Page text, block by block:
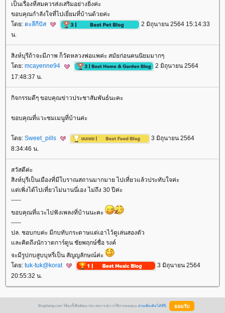
เป็นเรื่องที่สมควรส่งเสริมอย่างยิ่งค่ะ
ขอบคุณกำลังใจที่ไปเยี่ยมที่บ้านด้วยค่ะ
ดย: ตะลีกีปัส
2 มิถุนายน 2564 15:14:33
น.
สิงห์บุรีถ้าจะมีภาพ ก็วัดหลวงพ่อแพค่ะ สมัยก่อนคนนิยมมากๆ
ดย: mcayenne94
2 มิถุนายน 2564
17:48:37 น.
กิจกรรมดีๆ ขอบคุณข่าวประชาสัมพันธ์นะคะ
ขอบคุณที่แวะชมเมนูที่บ้านค่ะ
ดย: Sweet_pills
3 มิถุนายน 2564
8:34:46 น.
สวัสดีค่ะ
สิงห์บุรีเป็นเมืองที่มีโบราณสถานมากมาย ไปเที่ยวแล้วประทับใจค่ะ
ต่เพิ่งได้ไปเที่ยวไม่นานนี่เอง ไม่ถึง 30 ปีค่ะ
-----
ขอบคุณที่แวะไปฟังเพลงที่บ้านนะคะ
-----
ปล. ชอบกบค่ะ มีกบทับกระดาษแต่เอาไว้ดูเล่นสองตัว
ละคิดถึงนักวาดการ์ตูน ชัยพฤกษ์ชื่อ รงค์
จะมีรูปกบสูบบุหรี่เป็น สัญญลักษณ์ค่ะ
ดย: tuk-tuk@korat
3 มิถุนายน 2564
20:55:32 น.
BlogGang.com ใช้คุกกี้เพื่อพัฒนาประสบการณ์การใช้งานของคุณ อ่านเพิ่มเติมได้ที่นี่